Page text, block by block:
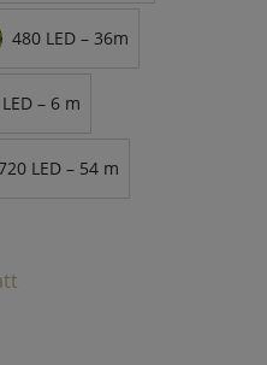
480 LED – 36m
– 6 m
LED – 54 m